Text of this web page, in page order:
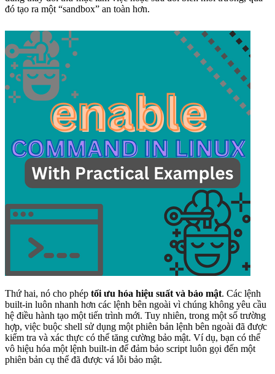
đó tạo ra một “sandbox” an toàn hơn.
Thứ hai, nó cho phép tối ưu hóa hiệu suất và bảo mật. Các lệnh
built-in luôn nhanh hơn các lệnh bên ngoài vì chúng không yêu cầu
hệ điều hành tạo một tiến trình mới. Tuy nhiên, trong một số trường
hợp, việc buộc shell sử dụng một phiên bản lệnh bên ngoài đã được
kiểm tra và xác thực có thể tăng cường bảo mật. Ví dụ, bạn có thể
vô hiệu hóa một lệnh built-in để đảm bảo script luôn gọi đến một
phiên bản cụ thể đã được vá lỗi bảo mật.